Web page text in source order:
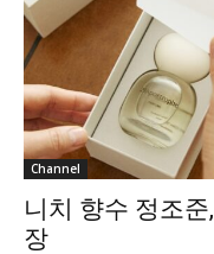
Channel
니치 향수 정조
장